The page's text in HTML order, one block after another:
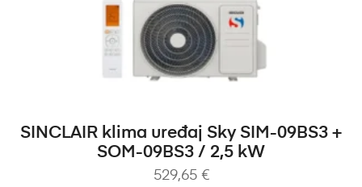
DODAJ U KOŠARICU
SINCLAIR klima uređaj Sky SIM-09BS3 +
SOM-09BS3 / 2,5 kW
529,65 €